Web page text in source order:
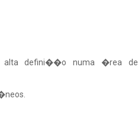
alta defini��o numa �rea de